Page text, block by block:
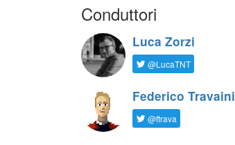
Conduttori
Luca Zorzi
@LucaTNT
Federico Travaini
@ftrava